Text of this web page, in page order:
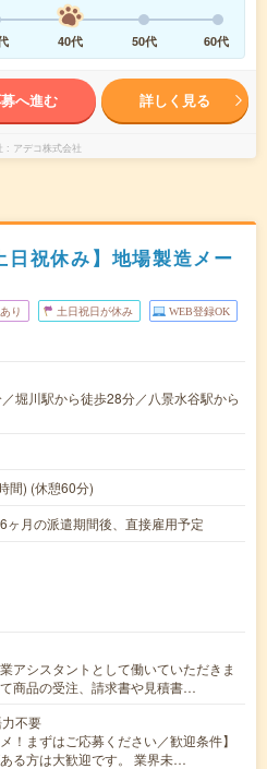
40代 50代 60代
へ進む 詳しく見る
アデコ株式会社
日祝休み】地場製造メー
り 土日祝日が休み WEB登録OK
堀川駅から徒歩28分／八景水谷駅から
間) (休憩60分)
ヶ月の派遣期間後、直接雇用予定
アシスタントとして働いていただきま
商品の受注、請求書や見積書…
不要
！まずはご応募ください／歓迎条件】
る方は大歓迎です。 業界未…